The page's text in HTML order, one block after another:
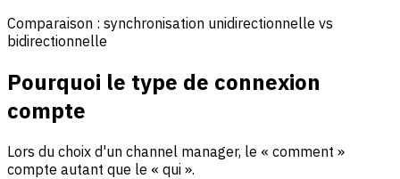
Comparaison : synchronisation unidirectionnelle vs
bidirectionnelle
Pourquoi le type de connexion
compte
Lors du choix d'un channel manager, le « comment »
compte autant que le « qui ».